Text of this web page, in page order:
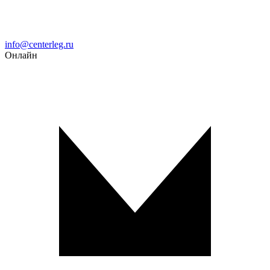
Email
info@centerleg.ru
Онлайн